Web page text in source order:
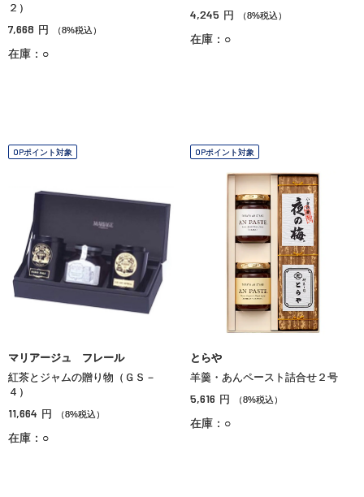
２）
7,668 円 （8%税込）
在庫：○
4,245 円 （8%税込）
在庫：○
OPポイント対象
マリアージュ フレール
紅茶とジャムの贈り物（ＧＳ－
４）
11,664 円 （8%税込）
在庫：○
OPポイント対象
とらや
羊羹・あんペースト詰合せ２号
5,616 円 （8%税込）
在庫：○